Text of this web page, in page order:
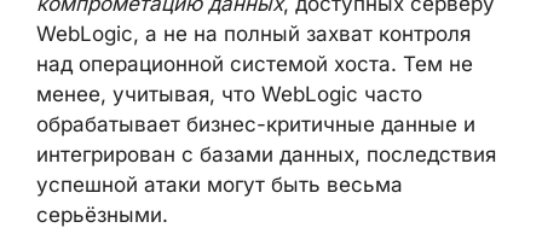
серверу WebLogic, а не на полный захват
контроля над операционной системой
хоста. Тем не менее, учитывая, что
WebLogic часто обрабатывает бизнес-
критичные данные и интегрирован с
базами данных, последствия успешной
атаки могут быть весьма серьёзными.